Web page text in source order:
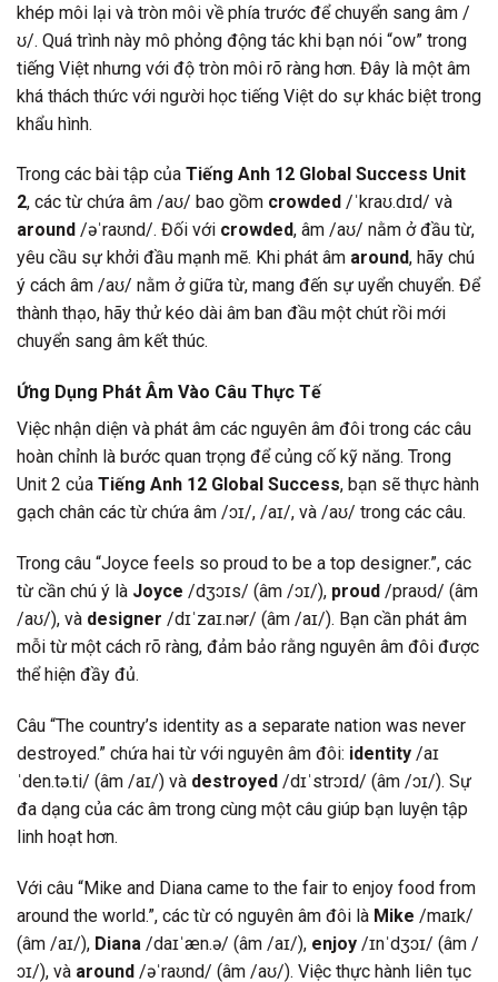
khép môi lại và tròn môi về phía trước để chuyển sang âm /
ʊ/. Quá trình này mô phỏng động tác khi bạn nói “ow” trong
tiếng Việt nhưng với độ tròn môi rõ ràng hơn. Đây là một âm
khá thách thức với người học tiếng Việt do sự khác biệt trong
khẩu hình.
Trong các bài tập của Tiếng Anh 12 Global Success Unit
2, các từ chứa âm /aʊ/ bao gồm crowded /ˈkraʊ.dɪd/ và
around /əˈraʊnd/. Đối với crowded, âm /aʊ/ nằm ở đầu từ,
yêu cầu sự khởi đầu mạnh mẽ. Khi phát âm around, hãy chú
ý cách âm /aʊ/ nằm ở giữa từ, mang đến sự uyển chuyển. Để
thành thạo, hãy thử kéo dài âm ban đầu một chút rồi mới
chuyển sang âm kết thúc.
Ứng Dụng Phát Âm Vào Câu Thực Tế
Việc nhận diện và phát âm các nguyên âm đôi trong các câu
hoàn chỉnh là bước quan trọng để củng cố kỹ năng. Trong
Unit 2 của Tiếng Anh 12 Global Success, bạn sẽ thực hành
gạch chân các từ chứa âm /ɔɪ/, /aɪ/, và /aʊ/ trong các câu.
Trong câu “Joyce feels so proud to be a top designer.”, các
từ cần chú ý là Joyce /dʒɔɪs/ (âm /ɔɪ/), proud /praʊd/ (âm
/aʊ/), và designer /dɪˈzaɪ.nər/ (âm /aɪ/). Bạn cần phát âm
mỗi từ một cách rõ ràng, đảm bảo rằng nguyên âm đôi được
thể hiện đầy đủ.
Câu “The country’s identity as a separate nation was never
destroyed.” chứa hai từ với nguyên âm đôi: identity /aɪ
ˈden.tə.ti/ (âm /aɪ/) và destroyed /dɪˈstrɔɪd/ (âm /ɔɪ/). Sự
đa dạng của các âm trong cùng một câu giúp bạn luyện tập
linh hoạt hơn.
Với câu “Mike and Diana came to the fair to enjoy food from
around the world.”, các từ có nguyên âm đôi là Mike /maɪk/
(âm /aɪ/), Diana /daɪˈæn.ə/ (âm /aɪ/), enjoy /ɪnˈdʒɔɪ/ (âm /
ɔɪ/), và around /əˈraʊnd/ (âm /aʊ/). Việc thực hành liên tục